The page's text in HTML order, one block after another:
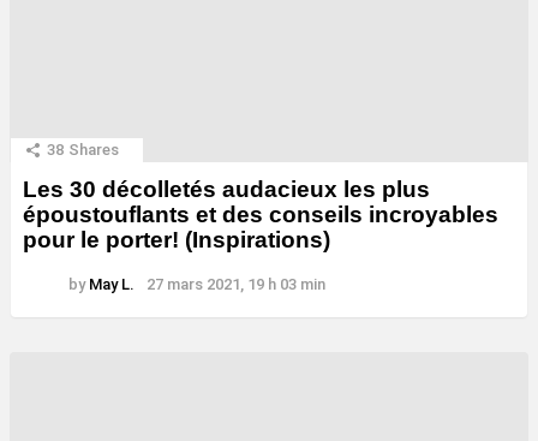
38 Shares
Les 30 décolletés audacieux les plus
époustouflants et des conseils incroyables
pour le porter! (Inspirations)
by May L. 27 mars 2021, 19 h 03 min